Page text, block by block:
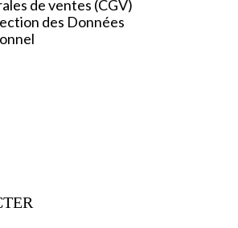
de ventes (CGV)
des Données